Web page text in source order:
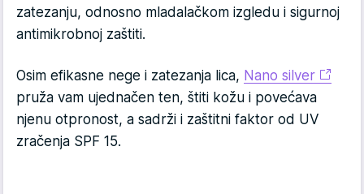
zatezanju, odnosno mladalačkom izgledu i sigurnoj
antimikrobnoj zaštiti.
Osim efikasne nege i zatezanja lica, Nano silver
pruža vam ujednačen ten, štiti kožu i povećava
njenu otpronost, a sadrži i zaštitni faktor od UV
zračenja SPF 15.